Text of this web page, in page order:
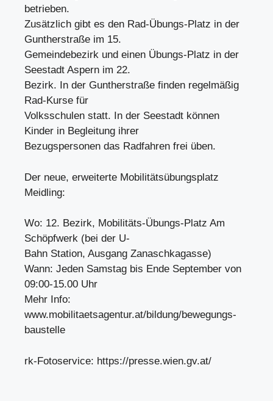
betrieben.
Zusätzlich gibt es den Rad-Übungs-Platz in der
Guntherstraße im 15.
Gemeindebezirk und einen Übungs-Platz in der
Seestadt Aspern im 22.
Bezirk. In der Guntherstraße finden regelmäßig
Rad-Kurse für
Volksschulen statt. In der Seestadt können
Kinder in Begleitung ihrer
Bezugspersonen das Radfahren frei üben.
Der neue, erweiterte Mobilitätsübungsplatz
Meidling:
Wo: 12. Bezirk, Mobilitäts-Übungs-Platz Am
Schöpfwerk (bei der U-
Bahn Station, Ausgang Zanaschkagasse)
Wann: Jeden Samstag bis Ende September von
09:00-15.00 Uhr
Mehr Info:
www.mobilitaetsagentur.at/bildung/bewegungs-
baustelle
rk-Fotoservice: https://presse.wien.gv.at/